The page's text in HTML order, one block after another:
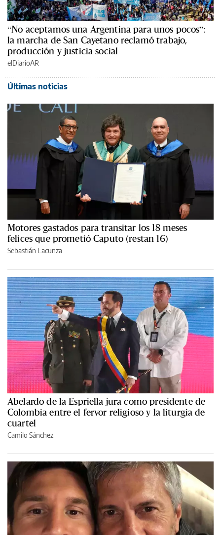
“No aceptamos una Argentina para unos pocos”:
la marcha de San Cayetano reclamó trabajo,
producción y justicia social
elDiarioAR
Últimas noticias
Motores gastados para transitar los 18 meses
felices que prometió Caputo (restan 16)
Sebastián Lacunza
Abelardo de la Espriella jura como presidente de
Colombia entre el fervor religioso y la liturgia de
cuartel
Camilo Sánchez